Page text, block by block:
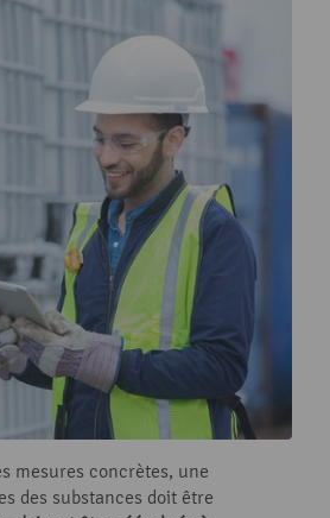
mesures concrètes, une
des substances doit être